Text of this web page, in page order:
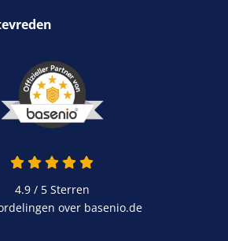
4.9 van 5
4.9 / 5Sterren
over basenio.de